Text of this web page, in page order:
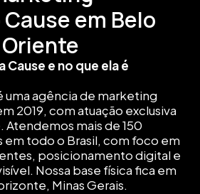
em Belo
Oriente
Cause e no que ela é
uma agência de marketing
2019, com atuação exclusiva
Atendemos mais de 150
em todo o Brasil, com foco em
posicionamento digital e
Nossa base física fica em
Minas Gerais.